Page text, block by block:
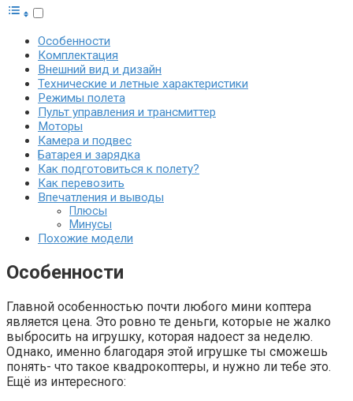
Особенности
Комплектация
Внешний вид и дизайн
Технические и летные характеристики
Режимы полета
Пульт управления и трансмиттер
Моторы
Камера и подвес
Батарея и зарядка
Как подготовиться к полету?
Как перевозить
Впечатления и выводы
Плюсы
Минусы
Похожие модели
Особенности
Главной особенностью почти любого мини коптера
является цена. Это ровно те деньги, которые не жалко
выбросить на игрушку, которая надоест за неделю.
Однако, именно благодаря этой игрушке ты сможешь
понять- что такое квадрокоптеры, и нужно ли тебе это.
Ещё из интересного: